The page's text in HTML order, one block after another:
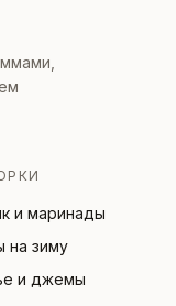
и маринады
на зиму
и джемы